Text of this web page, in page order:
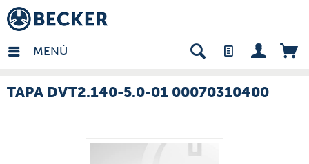
MENÚ
- ES
TAPA DVT2.140-5.0-01 00070310400